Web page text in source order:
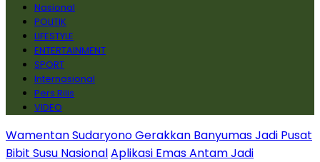
Nasional
POLITIK
LIFESTYLE
ENTERTAINMENT
SPORT
Internasional
Pers Rilis
VIDEO
Wamentan Sudaryono Gerakkan Banyumas Jadi Pusat
Bibit Susu NasionalAplikasi Emas Antam Jadi